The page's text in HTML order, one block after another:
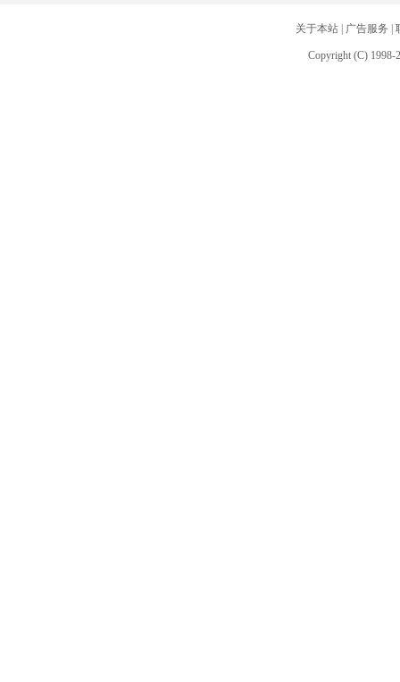
关于本站| 广告服务
Copyright (C) 1998-